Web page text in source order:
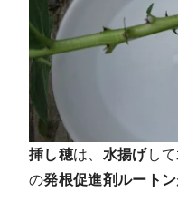
挿し穂は、 水揚げし
の発根促進剤ルートン